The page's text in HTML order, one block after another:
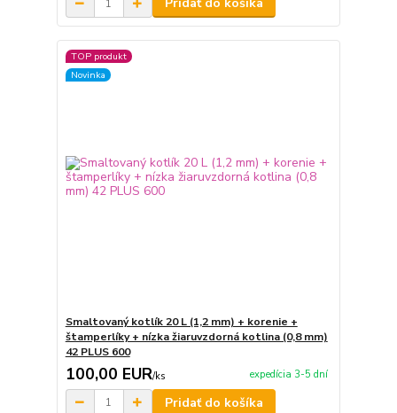
TOP produkt
Novinka
Smaltovaný kotlík 20 L (1,2 mm) + korenie +
štamperlíky + nízka žiaruvzdorná kotlina (0,8 mm)
42 PLUS 600
100,00 EUR/ks expedícia 3-5 dní
Pridať do košíka